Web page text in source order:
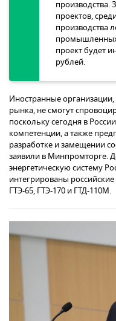
производства.
проектов,
производства
промышленных
проект будет
рублей.
Иностранные
рынка, не смогут
поскольку сегодня в
компетенции, а также
разработке и замещении
заявили в Минпромторге.
энергетическую систему
интегрированы
ГТЭ-65, ГТЭ-170 и ГТД-110М.